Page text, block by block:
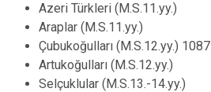
Azeri Türkleri (M.S.11.yy.)
Araplar (M.S.11.yy.)
Çubukoğulları (M.S.12.yy.) 1087
Artukoğulları (M.S.12.yy.)
Selçuklular (M.S.13.-14.yy.)